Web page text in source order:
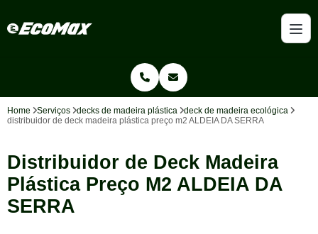
Home Serviços decks de madeira plástica
deck de madeira ecológica
distribuidor de deck madeira plástica preço m2 ALDEIA DA SERRA
Distribuidor de Deck Madeira
Plástica Preço M2 ALDEIA DA
SERRA